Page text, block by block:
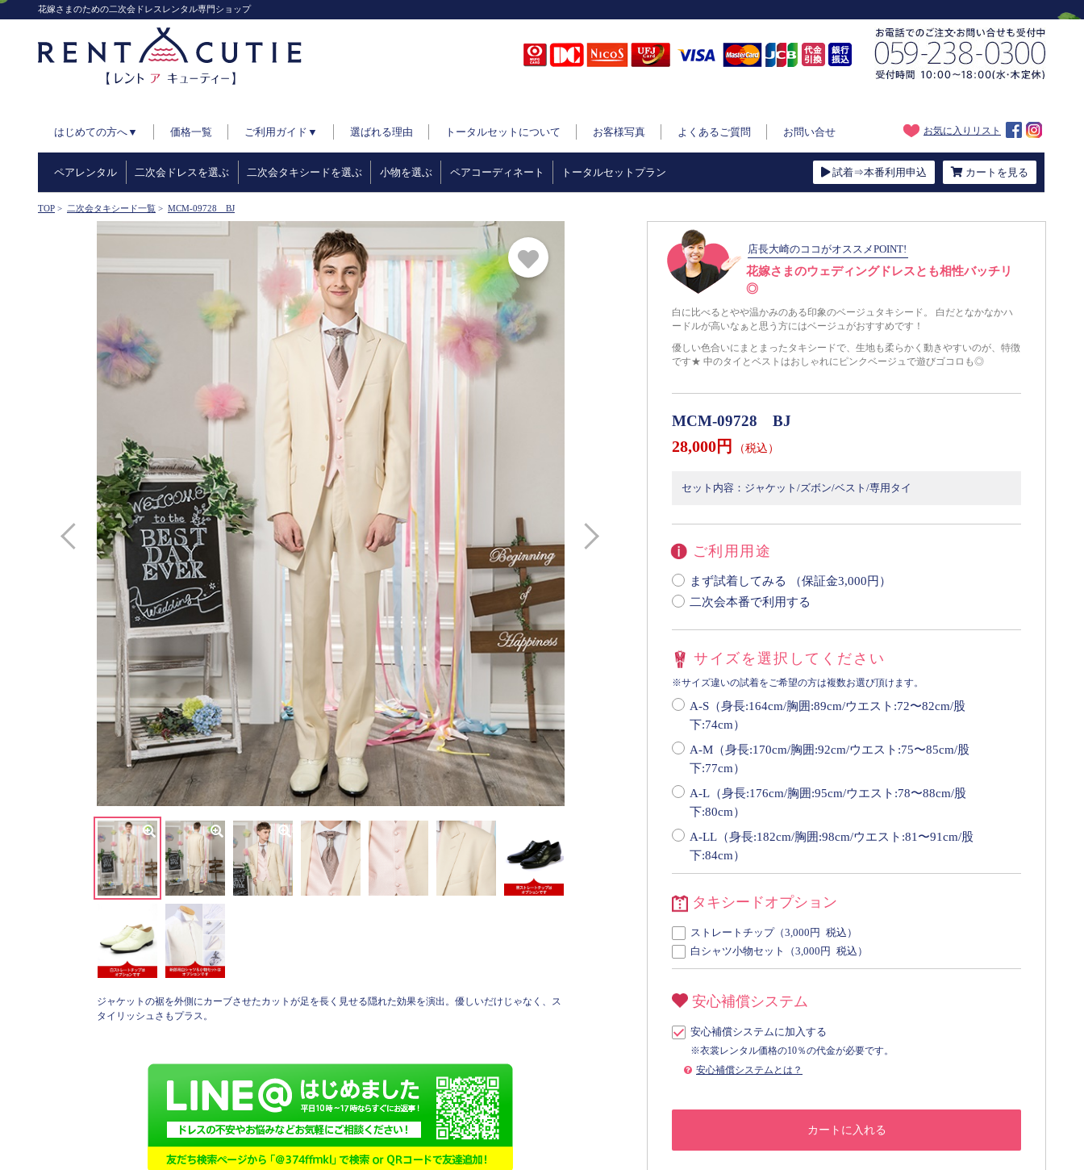
花嫁さまのための二次会ドレスレンタル専門ショップ
お気に入りリスト
はじめての方へ▼ 価格一覧 ご利用ガイド▼ 選ばれる理由 トータルセットについて お客様写真 よくあるご質問 お問い合せ
ペアレンタル 二次会ドレスを選ぶ 二次会タキシードを選ぶ 小物を選ぶ ペアコーディネート トータルセットプラン 試着⇒本番利用申込 カートを見る
TOP > 二次会タキシード一覧 > MCM-09728 BJ
ジャケットの裾を外側にカーブさせたカットが足を長く見せる隠れた効果を演出。優しいだけじゃなく、ス
タイリッシュさもプラス。
店長大崎のココがオススメPOINT!
花嫁さまのウェディングドレスとも相性バッチリ
◎
白に比べるとやや温かみのある印象のベージュタキシード。 白だとなかなかハ
ードルが高いなぁと思う方にはベージュがおすすめです！
優しい色合いにまとまったタキシードで、生地も柔らかく動きやすいのが、特徴
です★ 中のタイとベストはおしゃれにピンクベージュで遊びゴコロも◎
MCM-09728 BJ
28,000円 （税込）
セット内容：ジャケット/ズボン/ベスト/専用タイ
ご利用用途
まず試着してみる （保証金3,000円）
二次会本番で利用する
サイズを選択してください
※サイズ違いの試着をご希望の方は複数お選び頂けます。
A-S（身長:164cm/胸囲:89cm/ウエスト:72〜82cm/股
下:74cm）
A-M（身長:170cm/胸囲:92cm/ウエスト:75〜85cm/股
下:77cm）
A-L（身長:176cm/胸囲:95cm/ウエスト:78〜88cm/股
下:80cm）
A-LL（身長:182cm/胸囲:98cm/ウエスト:81〜91cm/股
下:84cm）
タキシードオプション
ストレートチップ（3,000 円 税込）
白シャツ小物セット（3,000円 税込）
安心補償システム
安心補償システムに加入する
※衣裳レンタル価格の10％の代金が必要です。
安心補償システムとは？
カートに入れる